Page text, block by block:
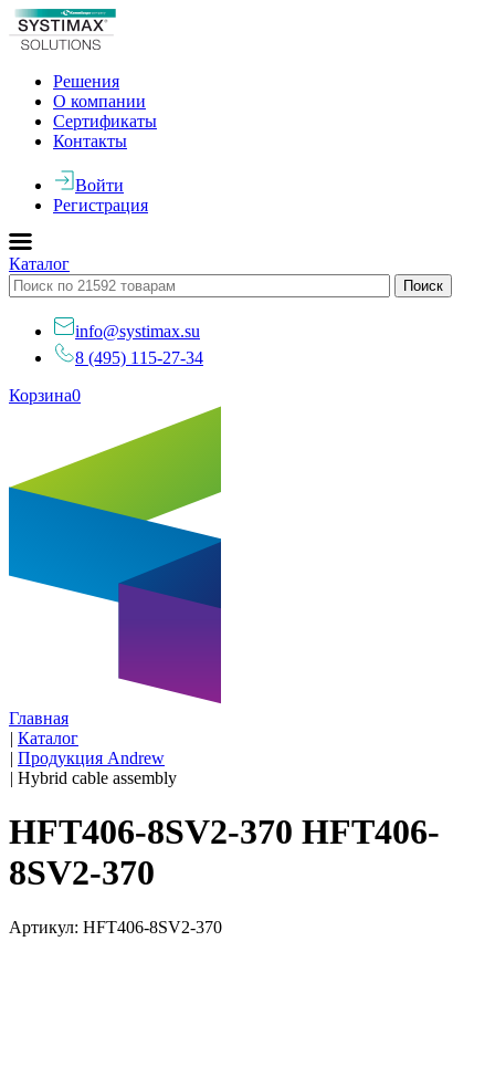
Решения
О компании
Сертификаты
Контакты
Войти
Регистрация
Каталог
info@systimax.su
8 (495) 115-27-34
Корзина0
Главная
| Каталог
| Продукция Andrew
| Hybrid cable assembly
HFT406-8SV2-370 HFT406-
8SV2-370
Артикул: HFT406-8SV2-370